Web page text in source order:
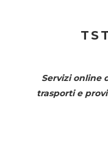
Servizi online
trasporti e